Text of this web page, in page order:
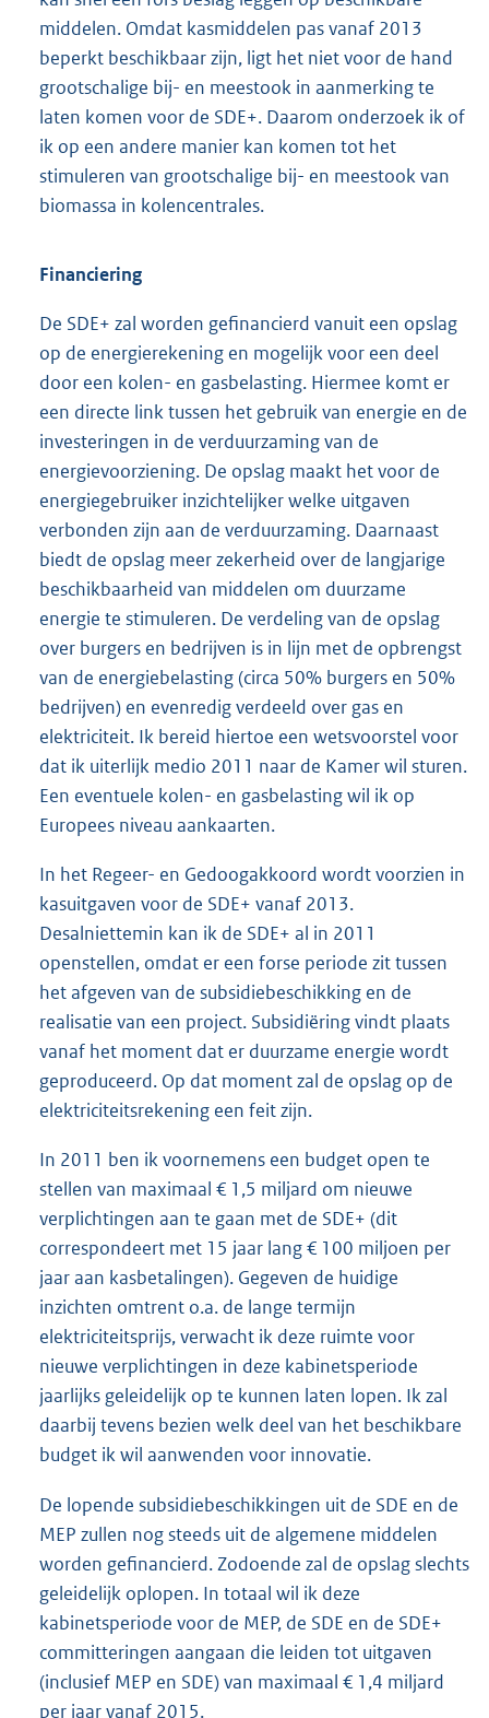
middelen. Omdat kasmiddelen pas vanaf 2013
beperkt beschikbaar zijn, ligt het niet voor de hand
grootschalige bij- en meestook in aanmerking te
laten komen voor de SDE+. Daarom onderzoek ik of
ik op een andere manier kan komen tot het
stimuleren van grootschalige bij- en meestook van
biomassa in kolencentrales.
Financiering
De SDE+ zal worden gefinancierd vanuit een opslag
op de energierekening en mogelijk voor een deel
door een kolen- en gasbelasting. Hiermee komt er
een directe link tussen het gebruik van energie en de
investeringen in de verduurzaming van de
energievoorziening. De opslag maakt het voor de
energiegebruiker inzichtelijker welke uitgaven
verbonden zijn aan de verduurzaming. Daarnaast
biedt de opslag meer zekerheid over de langjarige
beschikbaarheid van middelen om duurzame
energie te stimuleren. De verdeling van de opslag
over burgers en bedrijven is in lijn met de opbrengst
van de energiebelasting (circa 50% burgers en 50%
bedrijven) en evenredig verdeeld over gas en
elektriciteit. Ik bereid hiertoe een wetsvoorstel voor
dat ik uiterlijk medio 2011 naar de Kamer wil sturen.
Een eventuele kolen- en gasbelasting wil ik op
Europees niveau aankaarten.
In het Regeer- en Gedoogakkoord wordt voorzien in
kasuitgaven voor de SDE+ vanaf 2013.
Desalniettemin kan ik de SDE+ al in 2011
openstellen, omdat er een forse periode zit tussen
het afgeven van de subsidiebeschikking en de
realisatie van een project. Subsidiëring vindt plaats
vanaf het moment dat er duurzame energie wordt
geproduceerd. Op dat moment zal de opslag op de
elektriciteitsrekening een feit zijn.
In 2011 ben ik voornemens een budget open te
stellen van maximaal € 1,5 miljard om nieuwe
verplichtingen aan te gaan met de SDE+ (dit
correspondeert met 15 jaar lang € 100 miljoen per
jaar aan kasbetalingen). Gegeven de huidige
inzichten omtrent o.a. de lange termijn
elektriciteitsprijs, verwacht ik deze ruimte voor
nieuwe verplichtingen in deze kabinetsperiode
jaarlijks geleidelijk op te kunnen laten lopen. Ik zal
daarbij tevens bezien welk deel van het beschikbare
budget ik wil aanwenden voor innovatie.
De lopende subsidiebeschikkingen uit de SDE en de
MEP zullen nog steeds uit de algemene middelen
worden gefinancierd. Zodoende zal de opslag slechts
geleidelijk oplopen. In totaal wil ik deze
kabinetsperiode voor de MEP, de SDE en de SDE+
committeringen aangaan die leiden tot uitgaven
(inclusief MEP en SDE) van maximaal € 1,4 miljard
per jaar vanaf 2015.